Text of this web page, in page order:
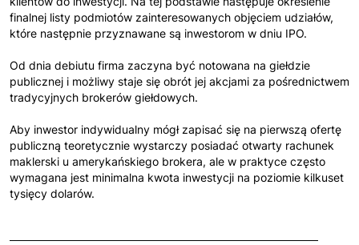
finalnej listy podmiotów zainteresowanych objęciem udziałów,
które następnie przyznawane są inwestorom w dniu IPO.
Od dnia debiutu firma zaczyna być notowana na giełdzie
publicznej i możliwy staje się obrót jej akcjami za pośrednictwem
tradycyjnych brokerów giełdowych.
Aby inwestor indywidualny mógł zapisać się na pierwszą ofertę
publiczną teoretycznie wystarczy posiadać otwarty rachunek
maklerski u amerykańskiego brokera, ale w praktyce często
wymagana jest minimalna kwota inwestycji na poziomie kilkuset
tysięcy dolarów.